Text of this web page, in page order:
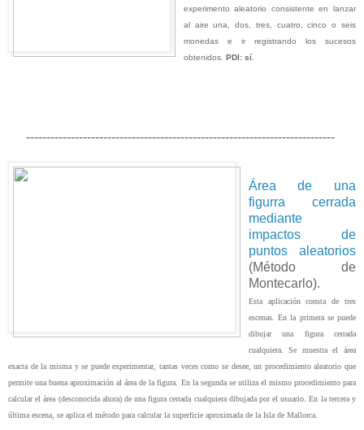
experimento aleatorio consistente en lanzar
al aire una, dos, tres, cuatro, cinco o seis
monedas e ir registrando los sucesos
obtenidos. PDI: sí.
----------------------------------------------------------------------------
Área de una
figurra cerrada
mediante
impactos de
puntos aleatorios
(Método de
Montecarlo).
Esta aplicación consta de tres
escenas. En la primera se puede
dibujar una figura cerrada
cualquiera. Se muestra el área
exacta de la misma y se puede experimentar, tantas veces como se desee, un procedimiento aleatorio que
permite una buena aproximación al área de la figura. En la segunda se utiliza el mismo procedimiento para
calcular el área (desconocida ahora) de una figura cerrada cualquiera dibujada por el usuario. En la tercera y
última escena, se aplica el método para calcular la superficie aproximada de la Isla de Mallorca.